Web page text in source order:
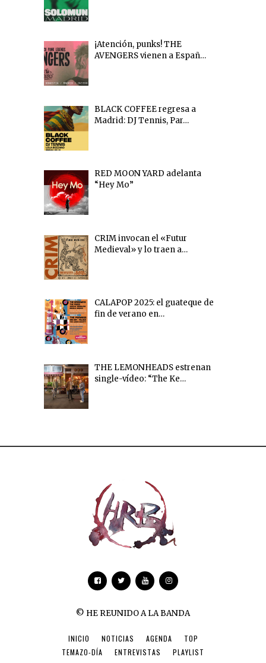
¡Atención, punks! THE
AVENGERS vienen a Españ…
BLACK COFFEE regresa a
Madrid: DJ Tennis, Par…
RED MOON YARD adelanta
“Hey Mo”
CRIM invocan el «Futur
Medieval» y lo traen a…
CALAPOP 2025: el guateque de
fin de verano en…
THE LEMONHEADS estrenan
single-vídeo: “The Ke…
© HE REUNIDO A LA BANDA
INICIO NOTICIAS AGENDA
TOP
TEMAZO-DÍA
ENTREVISTAS
PLAYLIST